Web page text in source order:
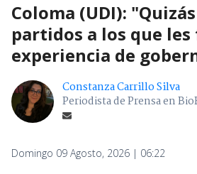
Coloma (UDI):
partidos a los que
experiencia de
Constanza Carrillo Silva
Periodista de Prensa en
Domingo 09 Agosto, 2026 | 06:22